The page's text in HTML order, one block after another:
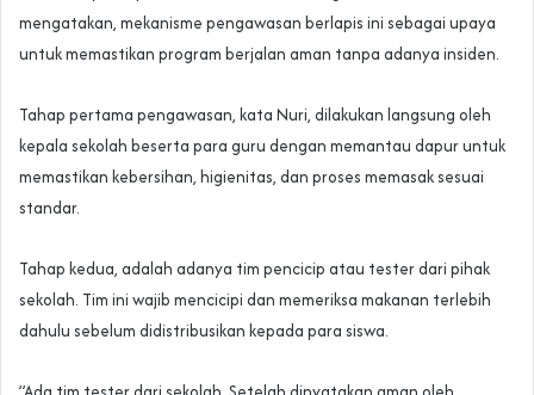
mengatakan, mekanisme pengawasan berlapis ini sebagai upaya
untuk memastikan program berjalan aman tanpa adanya insiden.
‎‎Tahap pertama pengawasan, kata Nuri, dilakukan langsung oleh
kepala sekolah beserta para guru dengan memantau dapur untuk
memastikan kebersihan, higienitas, dan proses memasak sesuai
standar.
‎‎Tahap kedua, adalah adanya tim pencicip atau tester dari pihak
sekolah. Tim ini wajib mencicipi dan memeriksa makanan terlebih
dahulu sebelum didistribusikan kepada para siswa.